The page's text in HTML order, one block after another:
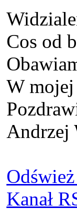
Cos od
W mojej
Andrzej
Kanał